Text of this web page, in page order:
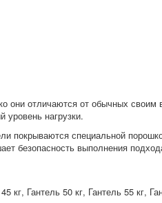
они отличаются от обычных
уровень нагрузки.
покрываются специальной
безопасность выполнения
кг, Гантель 50 кг, Гантель 55 кг,